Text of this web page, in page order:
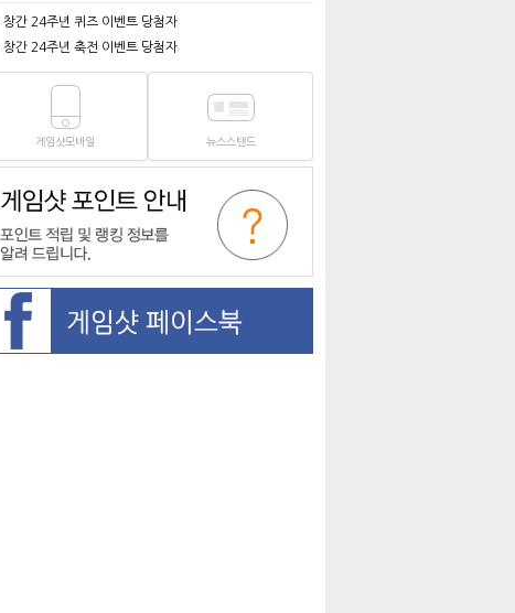
창간 24주년 퀴즈 이벤트 당첨자
창간 24주년 축전 이벤트 당첨자
게임샷모바일 뉴스스탠드